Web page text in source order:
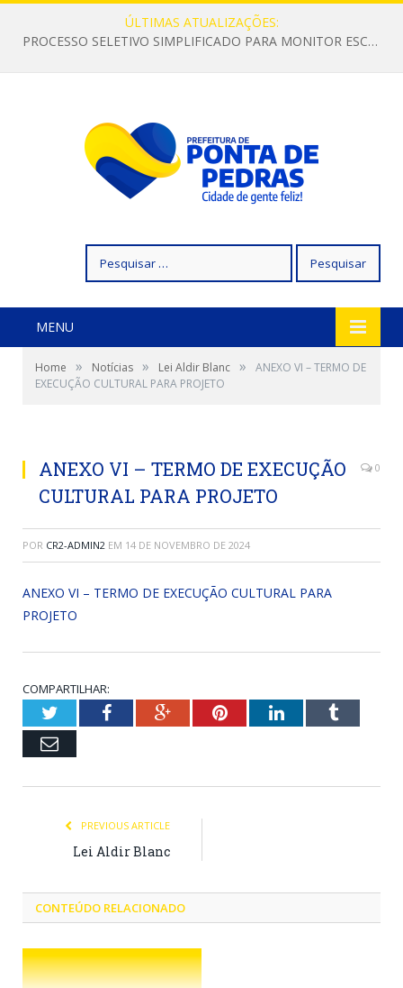
ÚLTIMAS ATUALIZAÇÕES:
PROCESSO SELETIVO SIMPLIFICADO PARA MONITOR ESCOLAR
por:
MENU
Home » Notícias » Lei Aldir Blanc »
ANEXO VI – TERMO DE
EXECUÇÃO CULTURAL PARA PROJETO
ANEXO VI – TERMO DE EXECUÇÃO
CULTURAL PARA PROJETO
0
POR CR2-ADMIN2 EM 14 DE NOVEMBRO DE 2024
ANEXO VI – TERMO DE EXECUÇÃO CULTURAL PARA
PROJETO
COMPARTILHAR:
TwitterFacebookGoogle+PinterestLinkedInTumblr
Email
PREVIOUS ARTICLE
Lei Aldir Blanc
CONTEÚDO RELACIONADO